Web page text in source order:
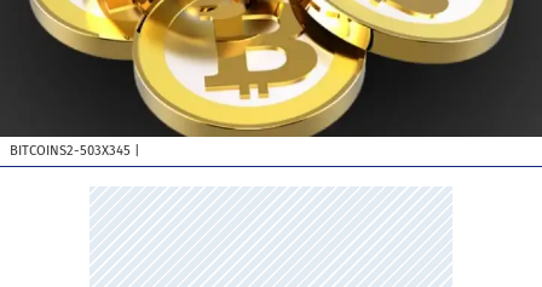
BITCOINS2-503X345